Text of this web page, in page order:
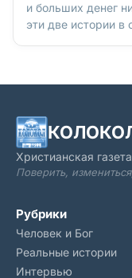
и больших денег
эти две истории в
21:31).
Христианская газета
Поверить,
Рубрики
Человек и Бог
Реальные истории
Интервью